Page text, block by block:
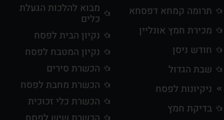
תרומה קמחא דפסחא
מכירת חמץ אונליין
חודש ניסן
שבת הגדול
ניקיונות לפסח
בדיקת חמץ
מבוא להלכות הגעלת
כלים
נקיון הבית לפסח
נקיון המטבח לפסח
הכשרת סירים
הכשרת מחבת לפסח
הכשרת כלי זכוכית